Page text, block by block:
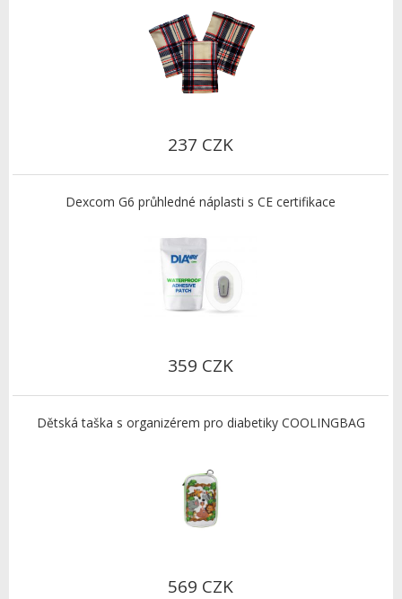
237 CZK
Dexcom G6 průhledné náplasti s CE certifikace
359 CZK
Dětská taška s organizérem pro diabetiky COOLINGBAG
569 CZK